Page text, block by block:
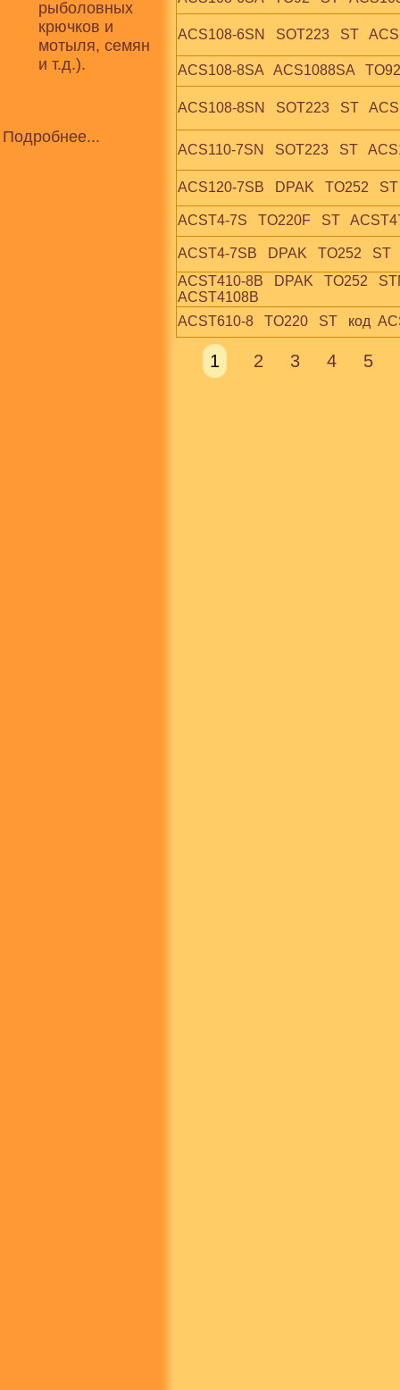
рыболовных
крючков и
мотыля, семян
и т.д.).
Подробнее...
ACS108-6SN   SOT223   ST
ACS108-8SA   ACS1088SA
ACS108-8SN   SOT223   ST
ACS110-7SN   SOT223   ST
ACS120-7SB   DPAK   TO252
ACST4-7S   TO220F   ST
ACST4-7SB   DPAK   TO252   ST
ACST410-8B   DPAK   TO252
ACST4108B
ACST610-8   TO220   ST   код
1 2 3 4 5